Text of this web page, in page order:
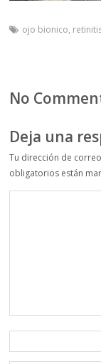
ojo bionico,
No
Deja una
Tu dirección de
obligatorios están